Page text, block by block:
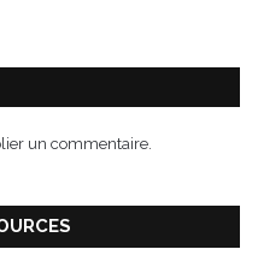
un commentaire.